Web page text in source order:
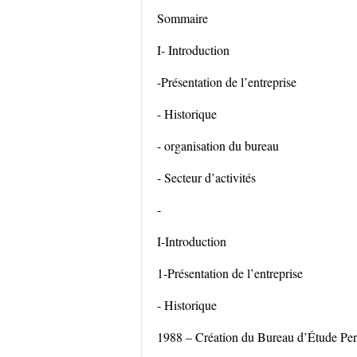
Sommaire
I- Introduction
-Présentation de l’entreprise
- Historique
- organisation du bureau
- Secteur d’activités
-
I-Introduction
1-Présentation de l’entreprise
- Historique
1988 – Création du Bureau d’Étude